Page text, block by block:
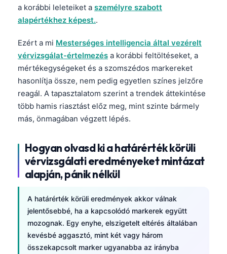
a korábbi leleteiket a személyre szabott
alapértékhez képest..
Ezért a mi Mesterséges intelligencia által vezérelt
vérvizsgálat-értelmezés a korábbi feltöltéseket, a
mértékegységeket és a szomszédos markereket
hasonlítja össze, nem pedig egyetlen színes jelzőre
reagál. A tapasztalatom szerint a trendek áttekintése
több hamis riasztást előz meg, mint szinte bármely
más, önmagában végzett lépés.
Hogyan olvasd ki a határérték körüli
vérvizsgálati eredményeket mintázat
alapján, pánik nélkül
A határérték körüli eredmények akkor válnak
jelentősebbé, ha a kapcsolódó markerek együtt
mozognak. Egy enyhe, elszigetelt eltérés általában
kevésbé aggasztó, mint két vagy három
összekapcsolt marker ugyanabba az irányba
한국어
Slovenščina
Shqip
বাংলা
اردو
मराठी
తెలుగు
ગુજરાતી
ಕನ್ನಡ
മലയാളം
Bahasa Melayu
Tiếng Việt
ไทย